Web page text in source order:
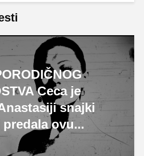
Ceca je
snajki
ovu...